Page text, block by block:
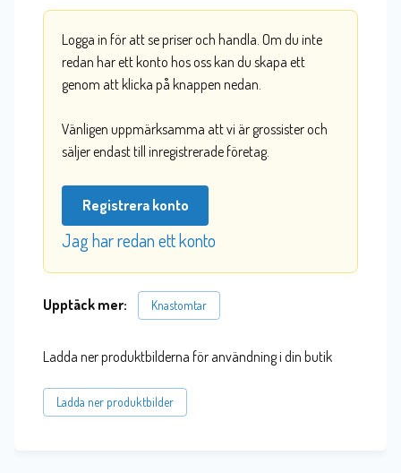
Logga in för att se priser och handla. Om du inte
redan har ett konto hos oss kan du skapa ett
genom att klicka på knappen nedan.
Vänligen uppmärksamma att vi är grossister och
säljer endast till inregistrerade företag.
Registrera konto
Jag har redan ett konto
Upptäck mer: Knastomtar
Ladda ner produktbilderna för användning i din butik
Ladda ner produktbilder